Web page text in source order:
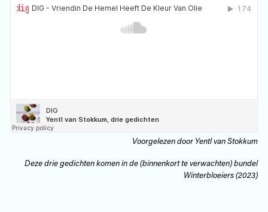
Voorgelezen door Yentl van Stokkum
Deze drie gedichten komen in de (binnenkort te verwachten) bundel
Winterbloeiers (2023)